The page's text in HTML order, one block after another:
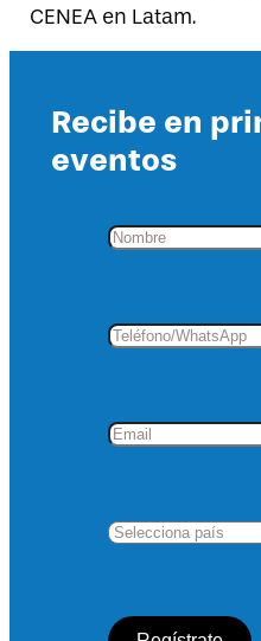
CENEA en Latam.
Recibe en
eventos